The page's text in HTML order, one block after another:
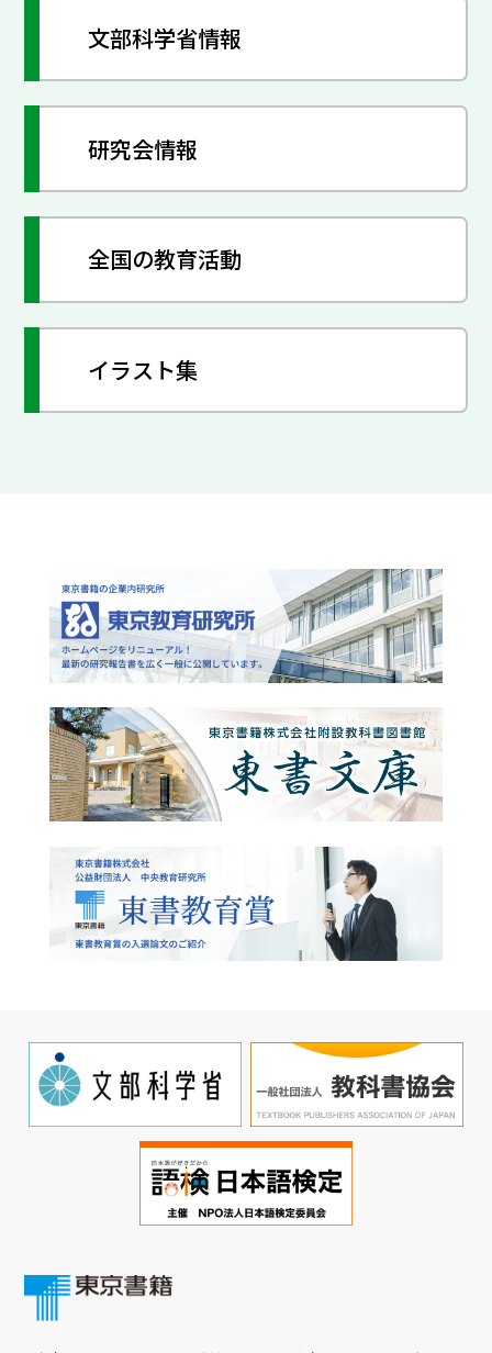
文部科学省情報
研究会情報
全国の教育活動
イラスト集